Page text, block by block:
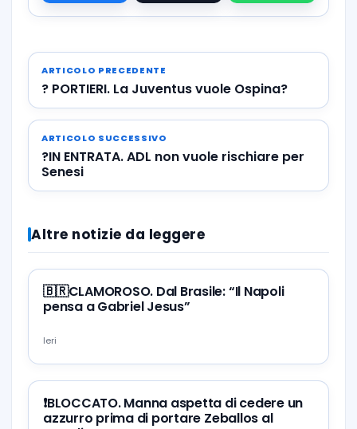
ARTICOLO PRECEDENTE
? PORTIERI. La Juventus vuole Ospina?
ARTICOLO SUCCESSIVO
?IN ENTRATA. ADL non vuole rischiare per
Senesi
Altre notizie da leggere
🇧🇷CLAMOROSO. Dal Brasile: “Il Napoli
pensa a Gabriel Jesus”
Ieri
❗️BLOCCATO. Manna aspetta di cedere un
azzurro prima di portare Zeballos al